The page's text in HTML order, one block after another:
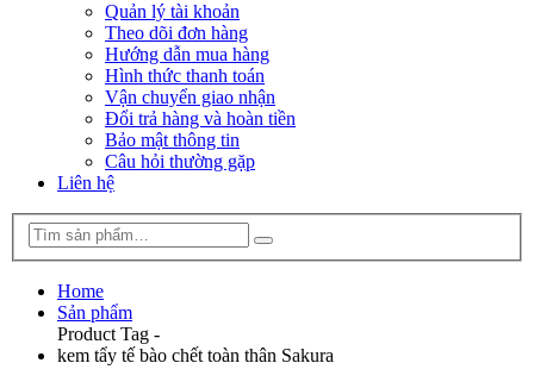
Quản lý tài khoản
Theo dõi đơn hàng
Hướng dẫn mua hàng
Hình thức thanh toán
Vận chuyển giao nhận
Đổi trả hàng và hoàn tiền
Bảo mật thông tin
Câu hỏi thường gặp
Liên hệ
Home
Sản phẩm
Product Tag -
kem tẩy tế bào chết toàn thân Sakura